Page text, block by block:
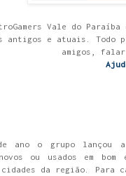
Vale do
antigos e atuais. Todo
amigos,
ano o grupo lançou a
ou usados em
da região. Para